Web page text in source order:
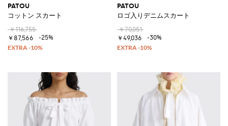
PATOU
コットン スカート
￥116,755
￥87,566
-25%
PATOU
ロゴ入りデニムスカート
￥70,051
￥49,036
-30%